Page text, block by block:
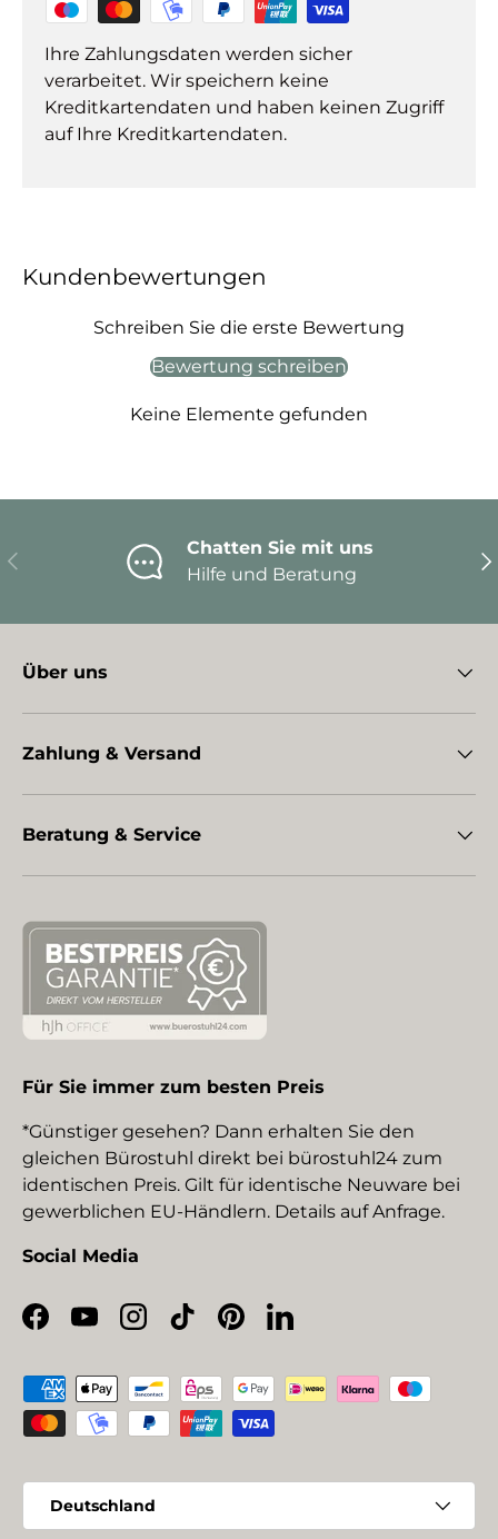
Ihre Zahlungsdaten werden sicher
verarbeitet. Wir speichern keine
Kreditkartendaten und haben keinen Zugriff
auf Ihre Kreditkartendaten.
Kundenbewertungen
Schreiben Sie die erste Bewertung
Bewertung schreiben
Keine Elemente gefunden
Vorherige
Chatten Sie mit uns
Hilfe und Beratung
Über uns
Zahlung & Versand
Beratung & Service
Für Sie immer zum besten Preis
*Günstiger gesehen? Dann erhalten Sie den
gleichen Bürostuhl direkt bei bürostuhl24 zum
identischen Preis. Gilt für identische Neuware bei
gewerblichen EU-Händlern. Details auf Anfrage.
Social Media
Facebook
YouTubeInstagram
TikTokPinterestLinkedIn
Zahlungsmethoden
Deutschland